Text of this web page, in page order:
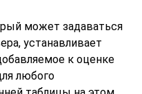
может задаваться
устанавливает
к оценке
любого